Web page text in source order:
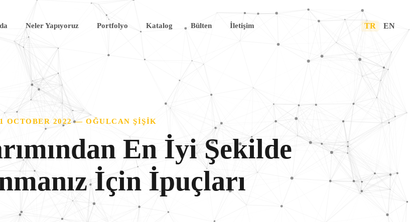
Neler Yapıyoruz Portfolyo Katalog Bülten İletişim TR EN
OCTOBER 2022 — OĞULCAN ŞIŞIK
En İyi Şekilde
İçin İpuçları